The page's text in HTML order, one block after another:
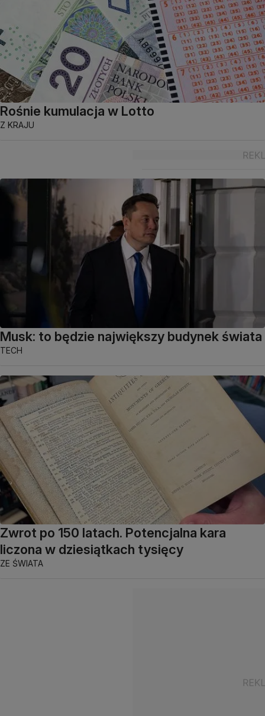
Rośnie kumulacja w Lotto
Z KRAJU
Musk: to będzie największy budynek świata
TECH
Zwrot po 150 latach. Potencjalna kara
liczona w dziesiątkach tysięcy
ZE ŚWIATA